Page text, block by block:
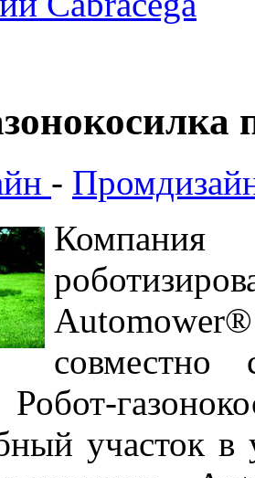
-
совместно
участок